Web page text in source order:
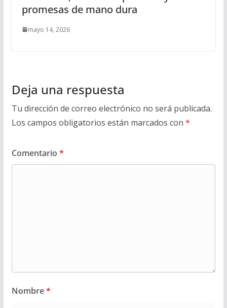
promesas de mano dura
mayo 14, 2026
Deja una respuesta
Tu dirección de correo electrónico no será publicada.
Los campos obligatorios están marcados con *
Comentario *
Nombre*